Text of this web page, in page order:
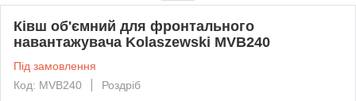
Ківш об'ємний для фронтального
навантажувача Kolaszewski MVB240
Під замовлення
Код: MVB240
Роздріб